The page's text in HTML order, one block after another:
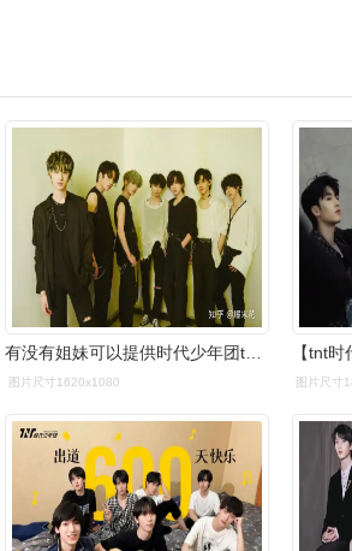
有没有姐妹可以提供时代少年团tnt(含有7人的)超高清电脑壁纸啊?
图片尺寸1620x1080 图片尺寸